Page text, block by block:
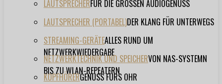
LAUTSPRECHERFÜR DIE GROSSEN AUDIOGENUSS
LAUTSPRECHER (PORTABEL)DER KLANG FÜR UNTERWEGS
STREAMING-GERÄTEALLES RUND UM
NETZWERKWIEDERGABE
NETZWERKTECHNIK UND SPEICHERVON NAS-SYSTEMN
BIS ZU WLAN-REPEATERN
KOPFHÖRERGENUSS FÜRS OHR